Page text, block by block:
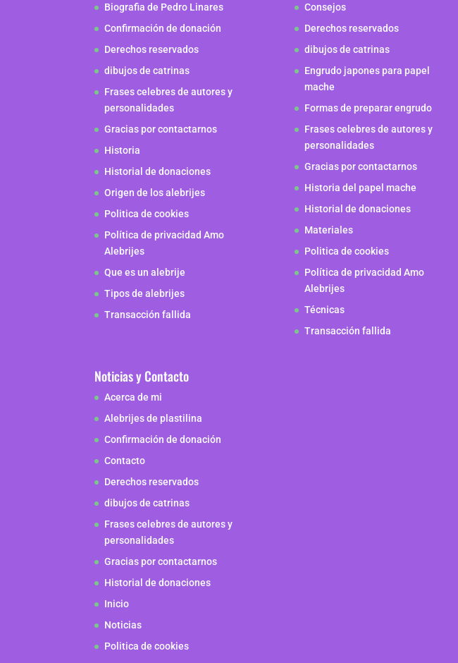
Biografia de Pedro Linares
Confirmación de donación
Derechos reservados
dibujos de catrinas
Frases celebres de autores y
personalidades
Gracias por contactarnos
Historia
Historial de donaciones
Origen de los alebrijes
Politica de cookies
Política de privacidad Amo
Alebrijes
Que es un alebrije
Tipos de alebrijes
Transacción fallida
Noticias y Contacto
Acerca de mi
Alebrijes de plastilina
Confirmación de donación
Contacto
Derechos reservados
dibujos de catrinas
Frases celebres de autores y
personalidades
Gracias por contactarnos
Historial de donaciones
Inicio
Noticias
Politica de cookies
Consejos
Derechos reservados
dibujos de catrinas
Engrudo japones para papel
mache
Formas de preparar engrudo
Frases celebres de autores y
personalidades
Gracias por contactarnos
Historia del papel mache
Historial de donaciones
Materiales
Politica de cookies
Política de privacidad Amo
Alebrijes
Técnicas
Transacción fallida